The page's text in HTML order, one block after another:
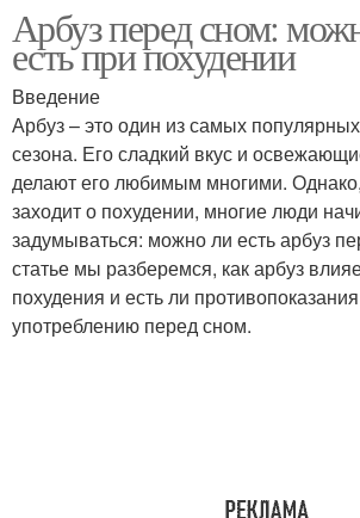
Арбуз перед сном:
есть при похудении
Введение
Арбуз – это один из самых
сезона. Его сладкий вкус и
делают его любимым многими. Однако,
заходит о похудении, многие люди
задумываться: можно ли есть арбуз
статье мы разберемся, как арбуз
похудения и есть ли
употреблению перед сном.